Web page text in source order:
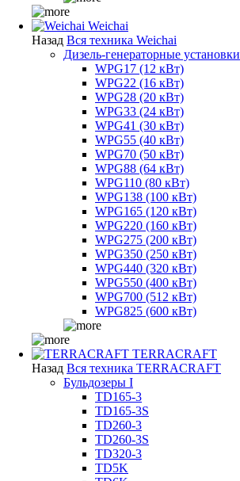
Weichai
Назад Вся техника Weichai
Дизель-генераторные установки
WPG17 (12 кВт)
WPG22 (16 кВт)
WPG28 (20 кВт)
WPG33 (24 кВт)
WPG41 (30 кВт)
WPG55 (40 кВт)
WPG70 (50 кВт)
WPG88 (64 кВт)
WPG110 (80 кВт)
WPG138 (100 кВт)
WPG165 (120 кВт)
WPG220 (160 кВт)
WPG275 (200 кВт)
WPG350 (250 кВт)
WPG440 (320 кВт)
WPG550 (400 кВт)
WPG700 (512 кВт)
WPG825 (600 кВт)
TERRACRAFT
Назад Вся техника TERRACRAFT
Бульдозеры I
TD165-3
TD165-3S
TD260-3
TD260-3S
TD320-3
TD5K